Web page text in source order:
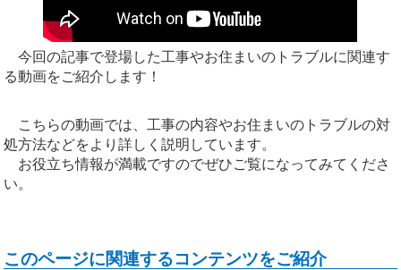
今回の記事で登場した工事やお住まいのトラブルに関連す
る動画をご紹介します！
こちらの動画では、工事の内容やお住まいのトラブルの対
処方法などをより詳しく説明しています。
お役立ち情報が満載ですのでぜひご覧になってみてくださ
い。
このページに関連するコンテンツをご紹介